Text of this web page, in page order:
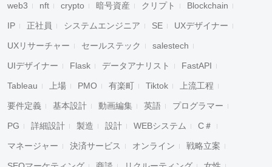
web3 nft crypto 暗号資産 クリプト Blockchain
IP 正社員 システムエンジニア SE UXデザイナー
UXリサーチャー セールステック salestech
UIデザイナー Flask データアナリスト FastAPI
Tableau 上場 PMO 有楽町 Tiktok 上流工程
要件定義 基本設計 動画編集 英語 プログラマー
PG 詳細設計 製造 設計 WEBシステム C＃
マネージャー 決済サービス オンライン 戦略立案